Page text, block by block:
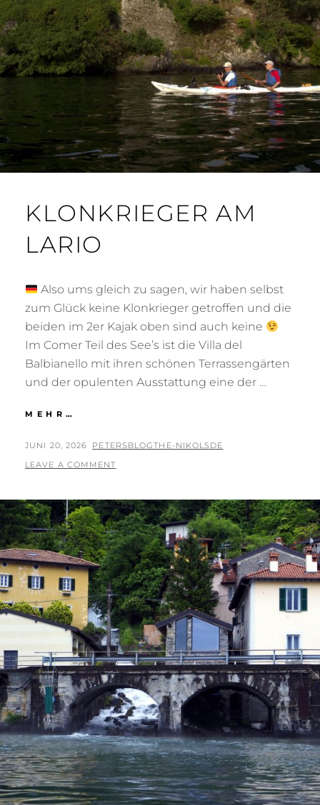
KLONKRIEGER AM
LARIO
Also ums gleich zu sagen, wir haben selbst
zum Glück keine Klonkrieger getroffen und die
beiden im 2er Kajak oben sind auch keine
Im Comer Teil des See’s ist die Villa del
Balbianello mit ihren schönen Terrassengärten
und der opulenten Ausstattung eine der …
MEHR…
LARIO
POSTED
ON
JUNI 20, 2026 BY
PETERSBLOGTHE-NIKOLSDE
LEAVE A COMMENT